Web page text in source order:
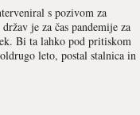
s pozivom za
je za čas pandemije za
Bi ta lahko pod pritiskom
leto, postal stalnica in